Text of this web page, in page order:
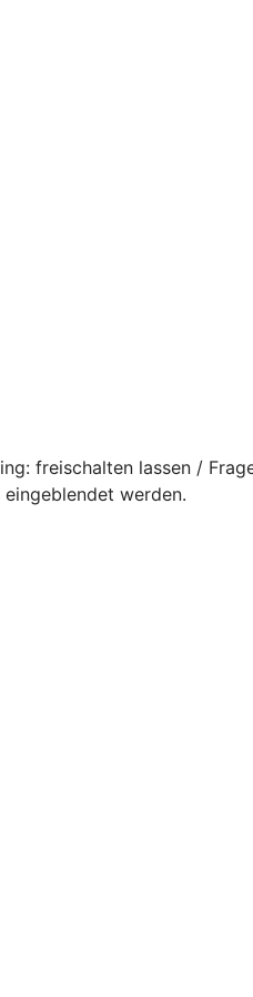
freischalten lassen /
werden.